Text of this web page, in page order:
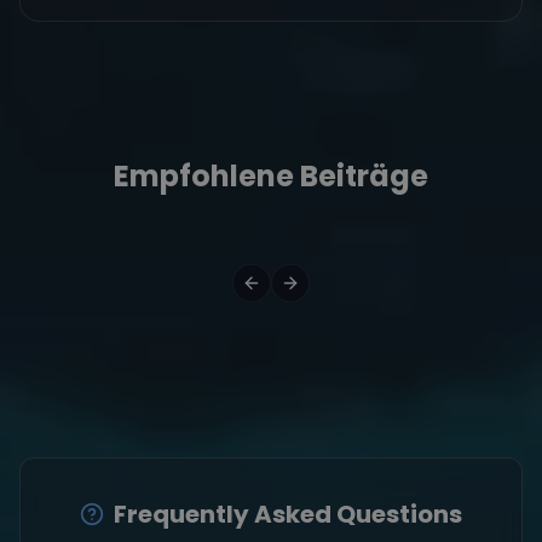
Empfohlene Beiträge
Frequently Asked Questions